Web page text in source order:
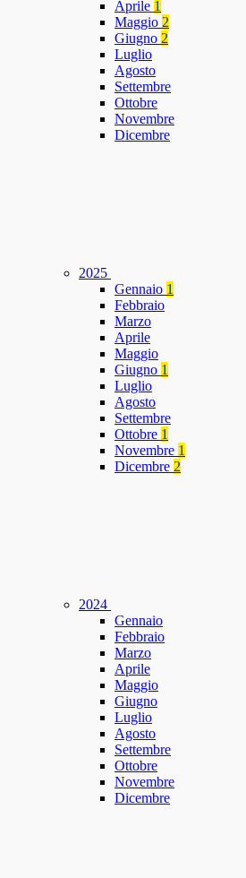
Aprile 1
Maggio 2
Giugno 2
Luglio
Agosto
Settembre
Ottobre
Novembre
Dicembre
2025
Gennaio 1
Febbraio
Marzo
Aprile
Maggio
Giugno 1
Luglio
Agosto
Settembre
Ottobre 1
Novembre 1
Dicembre 2
2024
Gennaio
Febbraio
Marzo
Aprile
Maggio
Giugno
Luglio
Agosto
Settembre
Ottobre
Novembre
Dicembre